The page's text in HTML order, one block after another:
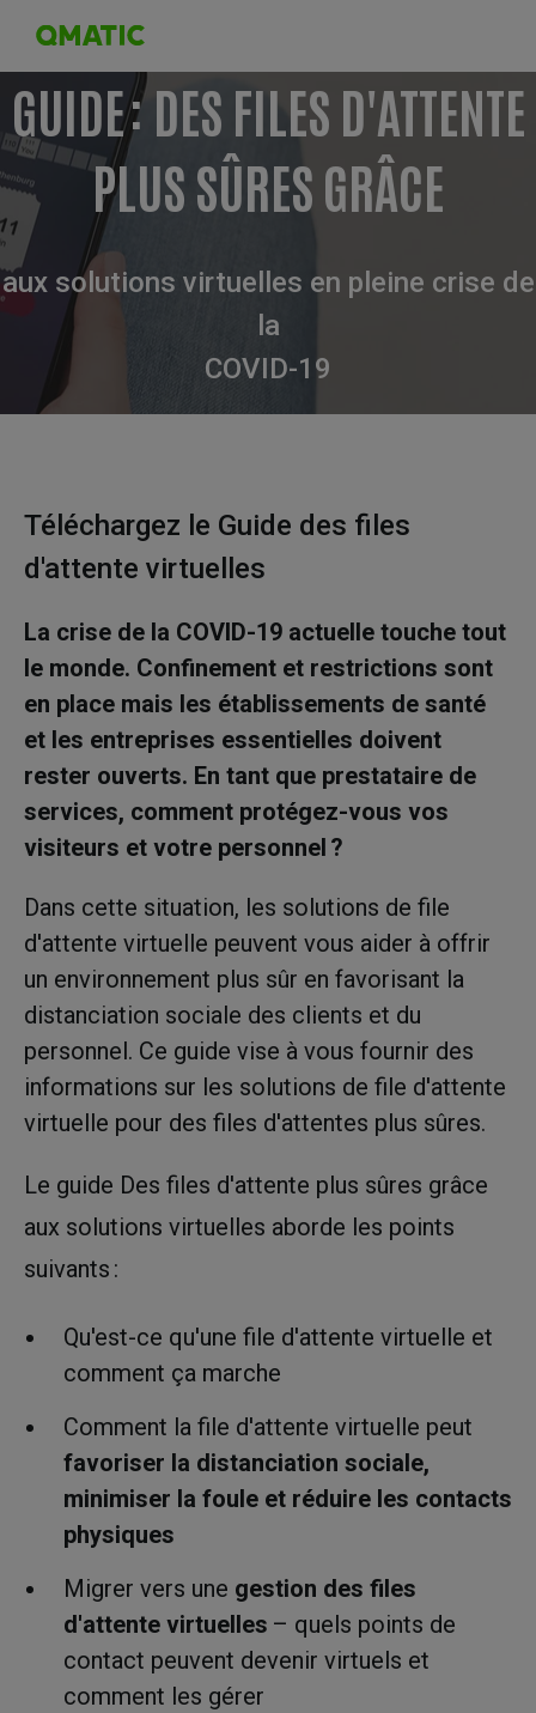
GUIDE : DES FILES D'ATTENTE
PLUS SÛRES GRÂCE
aux solutions virtuelles en pleine crise de
la
COVID-19
Téléchargez le Guide des files
d'attente virtuelles
La crise de la COVID-19 actuelle touche tout
le monde. Confinement et restrictions sont
en place mais les établissements de santé
et les entreprises essentielles doivent
rester ouverts. En tant que prestataire de
services, comment protégez-vous vos
visiteurs et votre personnel ?
Dans cette situation, les solutions de file
d'attente virtuelle peuvent vous aider à offrir
un environnement plus sûr en favorisant la
distanciation sociale des clients et du
personnel. Ce guide vise à vous fournir des
informations sur les solutions de file d'attente
virtuelle pour des files d'attentes plus sûres.
Le guide Des files d'attente plus sûres grâce
aux solutions virtuelles aborde les points
suivants :
Qu'est-ce qu'une file d'attente virtuelle et
comment ça marche
Comment la file d'attente virtuelle peut
favoriser la distanciation sociale,
minimiser la foule et réduire les contacts
physiques
Migrer vers une gestion des files
d'attente virtuelles – quels points de
contact peuvent devenir virtuels et
comment les gérer